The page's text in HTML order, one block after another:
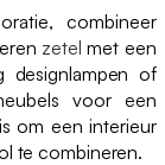
combineer
zetel met een
designlampen of
voor een
om een interieur
te combineren.